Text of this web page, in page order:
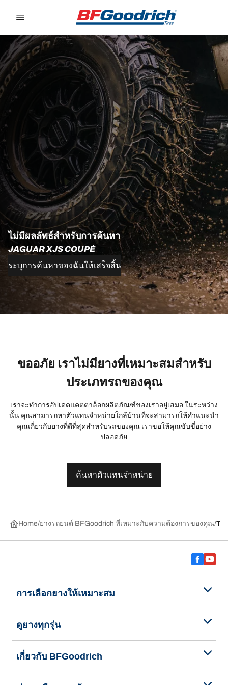
ไม่มีผลลัพธ์สำหรับการค้นหา
JAGUAR XJS COUPÉ
ระบุการค้นหาของฉันให้เสร็จสิ้น
ขออภัย เราไม่มียางที่เหมาะสมสำหรับ
ประเภทรถของคุณ
เราจะทำการอัปเดตแคตตาล็อกผลิตภัณฑ์ของเราอยู่เสมอ ในระหว่าง
นั้น คุณสามารถหาตัวแทนจำหน่ายใกล้บ้านที่จะสามารถให้คำแนะนำ
คุณเกี่ยวกับยางที่ดีที่สุดสำหรับรถของคุณ เราขอให้คุณขับขี่อย่าง
ปลอดภัย
ค้นหาตัวแทนจำหน่าย
Home ยางรถยนต์ BFGoodrich ที่เหมาะกับความต้องการของคุณ
การเลือกยางให้เหมาะสม
ดูยางทุกรุ่น
เกี่ยวกับ BFGoodrich